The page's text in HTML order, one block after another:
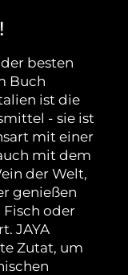
besten
Buch
ist die
- sie ist
mit einer
mit dem
der Welt,
genießen
Fisch oder
JAYA
Zutat, um